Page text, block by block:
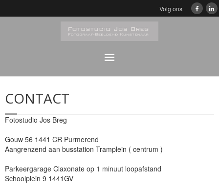
Volg ons
Home
Klassiek
Zwart/Wit Portretfotografie
Portretfotografie
Bedrijfsfeesten Digitaal album
CONTACT
Fotostudio Jos Breg
Gouw 56 1441 CR Purmerend
Aangrenzend aan busstation Tramplein ( centrum )
Parkeergarage Claxonate op 1 minuut loopafstand
Schoolplein 9 1441GV